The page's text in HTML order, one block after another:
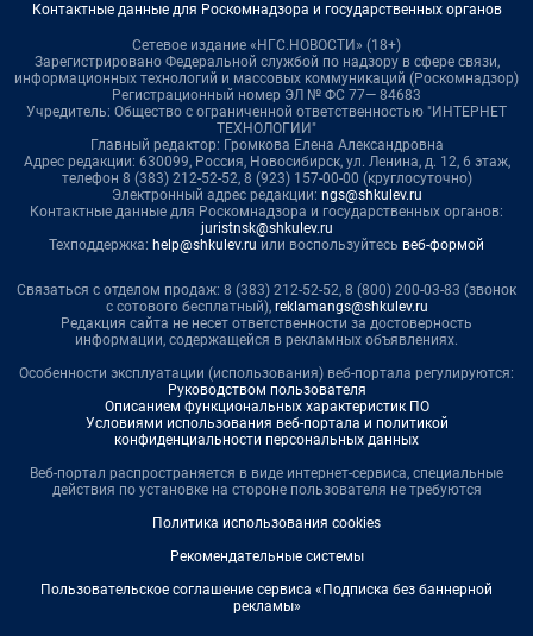
Контактные данные для Роскомнадзора и государственных органов
Сетевое издание «НГС.НОВОСТИ» (18+)
Зарегистрировано Федеральной службой по надзору в сфере связи,
информационных технологий и массовых коммуникаций (Роскомнадзор)
Регистрационный номер ЭЛ № ФС 77— 84683
Учредитель: Общество с ограниченной ответственностью "ИНТЕРНЕТ
ТЕХНОЛОГИИ"
Главный редактор: Громкова Елена Александровна
Адрес редакции: 630099, Россия, Новосибирск, ул. Ленина, д. 12, 6 этаж,
телефон 8 (383) 212-52-52, 8 (923) 157-00-00 (круглосуточно)
Электронный адрес редакции: ngs@shkulev.ru
Контактные данные для Роскомнадзора и государственных органов:
juristnsk@shkulev.ru
Техподдержка: help@shkulev.ru или воспользуйтесь веб-формой
Связаться с отделом продаж: 8 (383) 212-52-52, 8 (800) 200-03-83 (звонок
с сотового бесплатный), reklamangs@shkulev.ru
Редакция сайта не несет ответственности за достоверность
информации, содержащейся в рекламных объявлениях.
Особенности эксплуатации (использования) веб-портала регулируются:
Руководством пользователя
Описанием функциональных характеристик ПО
Условиями использования веб-портала и политикой
конфиденциальности персональных данных
Веб-портал распространяется в виде интернет-сервиса, специальные
действия по установке на стороне пользователя не требуются
Политика использования cookies
Рекомендательные системы
Пользовательское соглашение сервиса «Подписка без баннерной
рекламы»